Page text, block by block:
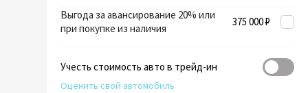
Выгода за авансирование 20% или
при покупке из наличия
375 000 ₽
Учесть стоимость авто в трейд-ин
Оценить свой автомобиль